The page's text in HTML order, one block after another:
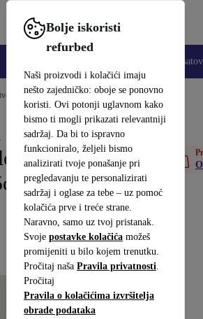
Bolje iskoristi
refurbed
Naši proizvodi i kolačići imaju
nešto zajedničko: oboje se ponovno
koristi. Ovi potonji uglavnom kako
bismo ti mogli prikazati relevantniji
sadržaj. Da bi to ispravno
funkcioniralo, željeli bismo
analizirati tvoje ponašanje pri
pregledavanju te personalizirati
sadržaj i oglase za tebe – uz pomoć
kolačića prve i treće strane.
Naravno, samo uz tvoj pristanak.
Svoje postavke kolačića možeš
promijeniti u bilo kojem trenutku.
Pročitaj naša Pravila privatnosti.
Pročitaj
Pravila o kolačićima izvršitelja
obrade podataka
Pomoć
Pametni
Namještaj
kavu
Getönt